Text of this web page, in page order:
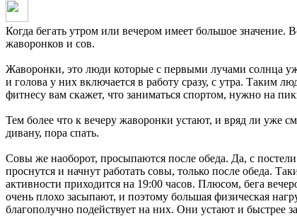
Когда бегать утром или вечером имеет большое значение.
жаворонков и сов.
Жаворонки, это люди которые с первыми лучами солнца
и голова у них включается в работу сразу, с утра. Таким
фитнесу вам скажет, что заниматься спортом, нужно на
Тем более что к вечеру жаворонки устают, и вряд ли уже
дивану, пора спать.
Совы же наоборот, просыпаются после обеда. Да, с
проснутся и начнут работать совы, только после обеда.
активности приходится на 19:00 часов. Плюсом, бега
очень плохо засыпают, и поэтому большая физическая
благополучно подействует на них. Они устают и быстрее